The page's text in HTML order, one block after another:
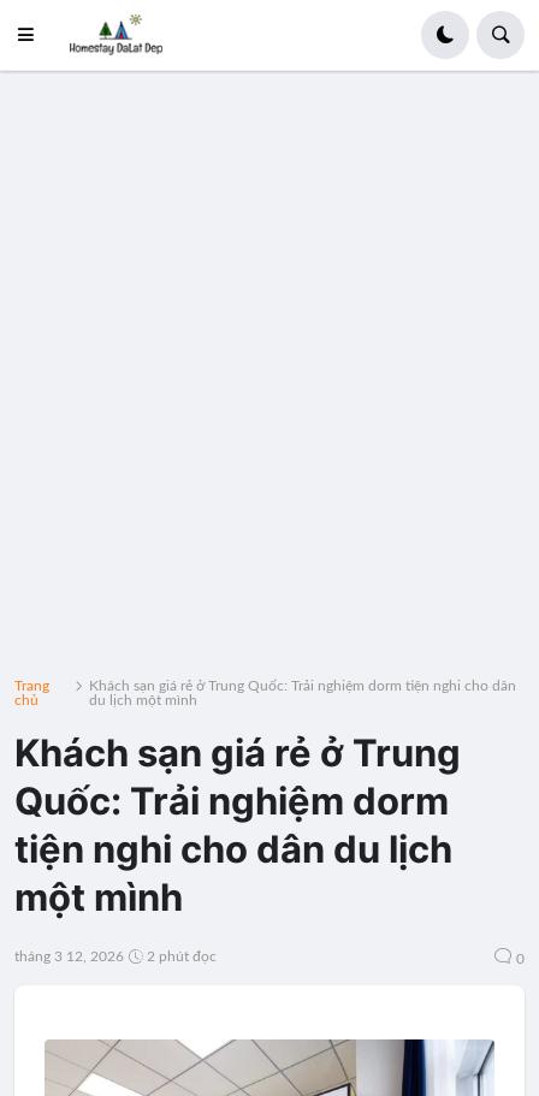
Trang
chủ
Khách sạn giá rẻ ở Trung Quốc: Trải nghiệm dorm tiện nghi cho dân
du lịch một mình
Khách sạn giá rẻ ở Trung
Quốc: Trải nghiệm dorm
tiện nghi cho dân du lịch
một mình
tháng 3 12, 2026 2 phút đọc 0